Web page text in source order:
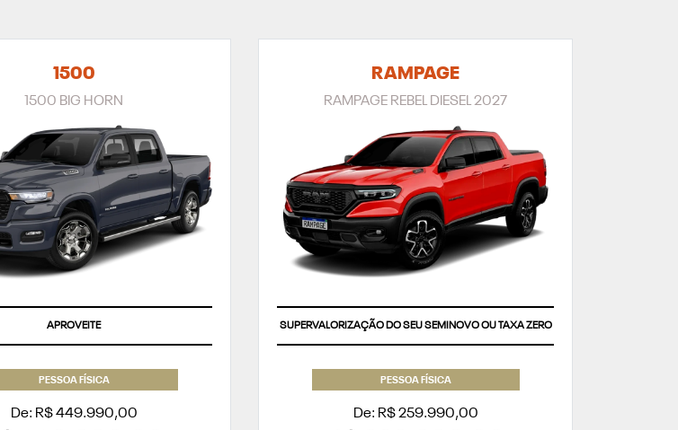
1500
1500 BIG HORN
APROVEITE
PESSOA FÍSICA
De: R$ 449.990,00
RAMPAGE
RAMPAGE REBEL DIESEL 2027
SUPERVALORIZAÇÃO DO SEU SEMINOVO OU TAXA ZERO
PESSOA FÍSICA
De: R$ 259.990,00